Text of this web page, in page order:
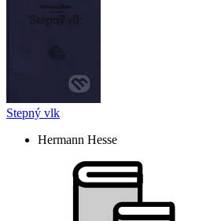
Stepný vlk
Hermann Hesse